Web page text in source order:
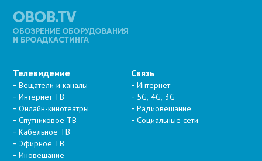
Телевидение
Вещатели и каналы
Интернет ТВ
Онлайн-кинотеатры
Спутниковое ТВ
Кабельное ТВ
Эфирное ТВ
Иновещание
Связь
Интернет
5G, 4G, 3G
Радиовещание
Социальные сети